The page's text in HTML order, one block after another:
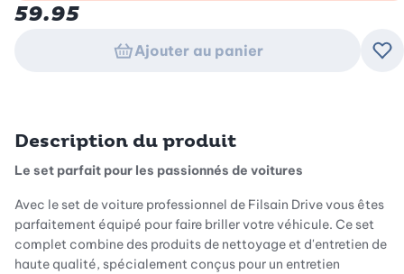
59.95
Ajouter au panier
Description du produit
Le set parfait pour les passionnés de voitures
Avec le set de voiture professionnel de Filsain Drive vous êtes
parfaitement équipé pour faire briller votre véhicule. Ce set
complet combine des produits de nettoyage et d'entretien de
haute qualité, spécialement conçus pour un entretien